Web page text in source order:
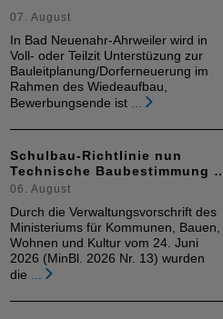
07. August
In Bad Neuenahr-Ahrweiler wird in
Voll- oder Teilzit Unterstüzung zur
Bauleitplanung/Dorferneuerung im
Rahmen des Wiedeaufbau,
Bewerbungsende ist
Schulbau-Richtlinie nun
Technische Baubestimmung
06. August
Durch die Verwaltungsvorschrift des
Ministeriums für Kommunen, Bauen,
Wohnen und Kultur vom 24. Juni
2026 (MinBl. 2026 Nr. 13) wurden
die